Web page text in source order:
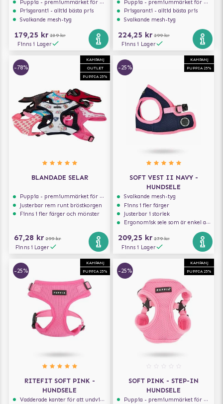
Puppia - premiummärket för hundselar
Prisgaranti - alltid bästa pris
Svalkande mesh-tyg
179,25 kr 239 kr
Finns i Lager
Puppia - premiummärket för hundselar
Prisgaranti - alltid bästa pris
Svalkande mesh-tyg
224,25 kr 299 kr
Finns i Lager
KAMPANJ
OUTLET
PUPPIA 25%
-78%
BLANDADE SELAR
Puppia - premiummärket för hundselar
Justerbar rem runt bröstkorgen
Finns i fler färger och mönster
67,28 kr 299 kr
Finns i Lager
KAMPANJ
PUPPIA 25%
-25%
SOFT VEST II NAVY -
HUNDSELE
Svalkande mesh-tyg
Finns i fler färger
Justerbar i storlek
Ergonomisk sele som är enkel att ta på och av
209,25 kr 279 kr
Finns i Lager
KAMPANJ
PUPPIA 25%
-25%
RITEFIT SOFT PINK -
HUNDSELE
Vadderade kanter för att undvika skav
KAMPANJ
PUPPIA 25%
-25%
SOFT PINK - STEP-IN
HUNDSELE
Puppia - premiummärket för hundselar